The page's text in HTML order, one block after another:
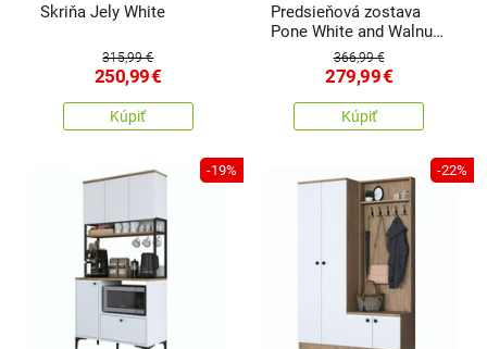
Skriňa Jely White
315,99 €
250,99€
Kúpiť
Predsieňová zostava
Pone White and Walnut
366,99 €
279,99€
Kúpiť
-19% -22%